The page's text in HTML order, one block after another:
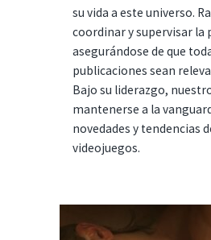
su vida a este universo.
coordinar y supervisar la
asegurándose de que
publicaciones sean
Bajo su liderazgo,
mantenerse a la
novedades y tendencias
videojuegos.